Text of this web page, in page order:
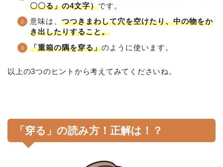
〇〇る」の4文字）です。
意味は、 つつきまわして穴を空けたり、中の物をか
き出したりすること。
「重箱の隅を穿る」のように使います。
以上の3つのヒントから考えてみてくださいね。
「穿る」の読み方！正解は！？